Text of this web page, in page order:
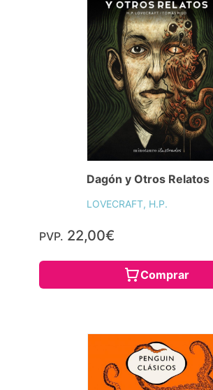
Dagón y Otros Relatos
LOVECRAFT, H.P.
PVP. 22,00€
Comprar